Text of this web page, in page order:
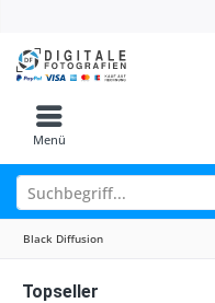
Menü
Black Diffusion
Topseller